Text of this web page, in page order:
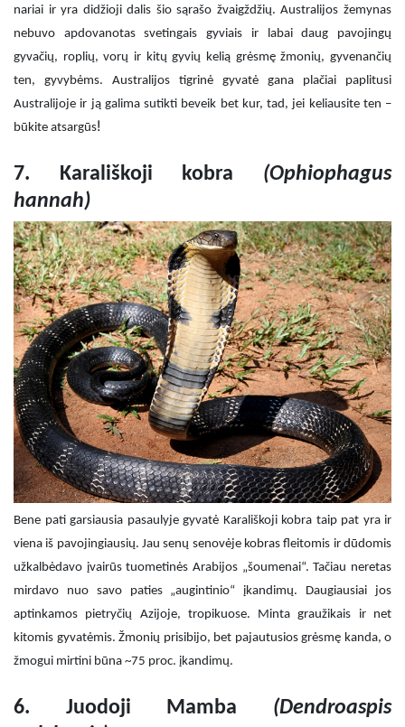
nariai ir yra didžioji dalis šio sąrašo žvaigždžių. Australijos žemynas
nebuvo apdovanotas svetingais gyviais ir labai daug pavojingų
gyvačių, roplių, vorų ir kitų gyvių kelią grėsmę žmonių, gyvenančių
ten, gyvybėms. Australijos tigrinė gyvatė gana plačiai paplitusi
Australijoje ir ją galima sutikti beveik bet kur, tad, jei keliausite ten –
būkite atsargūs!
7. Karališkoji kobra (Ophiophagus
hannah)
Bene pati garsiausia pasaulyje gyvatė Karališkoji kobra taip pat yra ir
viena iš pavojingiausių. Jau senų senovėje kobras fleitomis ir dūdomis
užkalbėdavo įvairūs tuometinės Arabijos „šoumenai“. Tačiau neretas
mirdavo nuo savo paties „augintinio“ įkandimų. Daugiausiai jos
aptinkamos pietryčių Azijoje, tropikuose. Minta graužikais ir net
kitomis gyvatėmis. Žmonių prisibijo, bet pajautusios grėsmę kanda, o
žmogui mirtini būna ~75 proc. įkandimų.
6. Juodoji Mamba (Dendroaspis